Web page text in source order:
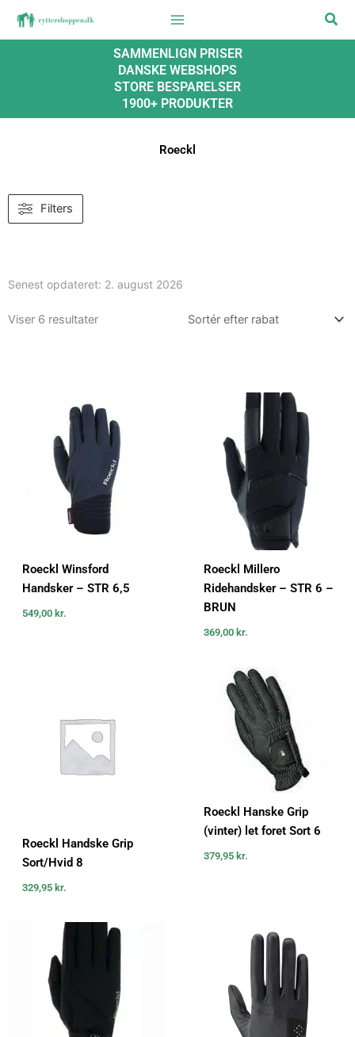
Søg
SAMMENLIGN PRISER
DANSKE WEBSHOPS
STORE BESPARELSER
1900+ PRODUKTER
Roeckl
Filters
Senest opdateret: 2. august 2026
Viser 6 resultater
Roeckl Winsford
Handsker – STR 6,5
549,00 kr.
Roeckl Millero
Ridehandsker – STR 6 –
BRUN
369,00 kr.
Roeckl Handske Grip
Sort/Hvid 8
329,95 kr.
Roeckl Hanske Grip
(vinter) let foret Sort 6
379,95 kr.